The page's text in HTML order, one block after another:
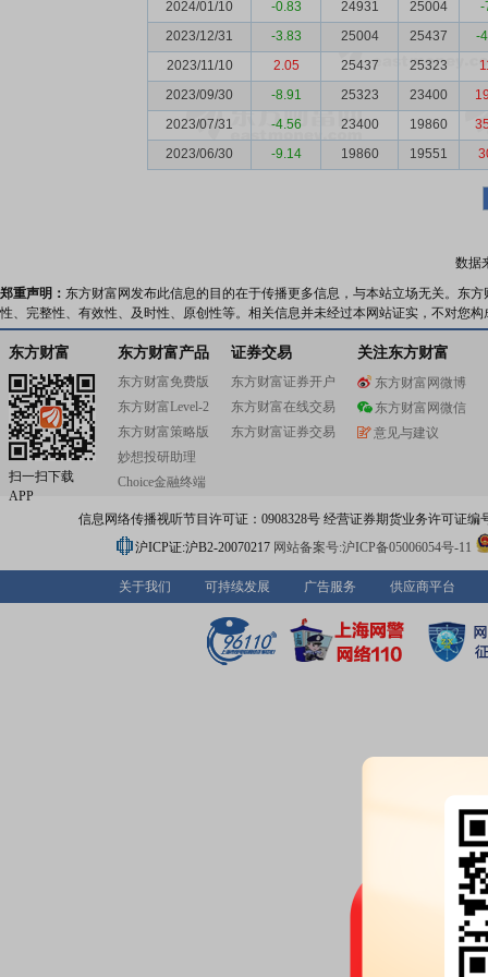
2024/01/10
-0.83 24931 25004
-
2023/12/31
-3.83 25004 25437
-
2023/11/10
2.05 25437 25323
2023/09/30
-8.91 25323 23400
2023/07/31
-4.56 23400 19860
2023/06/30
-9.14 19860 19551
数据
郑重声明： 东方财富网发布此信息的目的在于传播更多信息，与本站立场无关。东
性、完整性、有效性、及时性、原创性等。相关信息并未经过本网站证实，不对您
东方财富
扫一扫下载
APP
东方财富产品
东方财富免费版
东方财富Level-2
东方财富策略版
妙想投研助理
Choice金融终端
证券交易
东方财富证券开户
东方财富在线交易
东方财富证券交易
关注东方财富
东方财富网微博
东方财富网微信
意见与建议
信息网络传播视听节目许可证：0908328号 经营证券期货业务许可证编
沪ICP证:沪B2-20070217 网站备案号:沪ICP备05006054号-11
关于我们 可持续发展 广告服务 供应商平台